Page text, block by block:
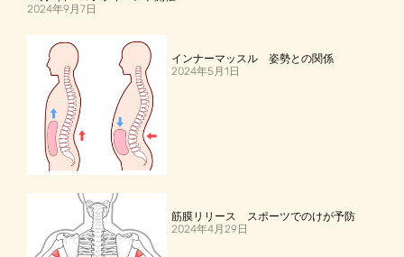
2024年9月7日
インナーマッスル 姿勢との関係
2024年5月1日
筋膜リリース スポーツでのけが予防
2024年4月29日